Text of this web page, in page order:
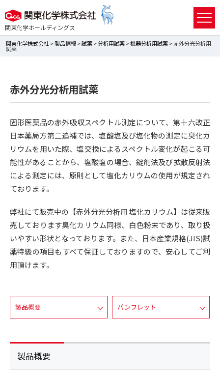
関東化学ホールディングス
関東化学株式会社>製品情報>試薬>分析用試薬>機器分析用試薬> 赤外分光分析用
試薬
赤外分光分析用試薬
固形医薬品の赤外吸収スペクトル測定について、第十六改正
日本薬局方第二追補では、塩酸塩及び塩化物の測定に臭化カ
リウムを用いた際、塩交換によるスペクトル変化が起こる可
能性があることから、塩酸塩の場合、錠剤法及び拡散反射法
による測定には、原則として塩化カリウムの使用が規定され
ております。
弊社にて販売中の【赤外分光分析用 塩化カリウム】は従来販
売しております臭化カリウム同様、白色粉末であり、取り扱
いやすい形状となっております。また、日本産業規格(JIS)試
薬特級の項目もすべて保証しておりますので、安心してご利
用頂けます。
製品概要 パンフレット
製品概要